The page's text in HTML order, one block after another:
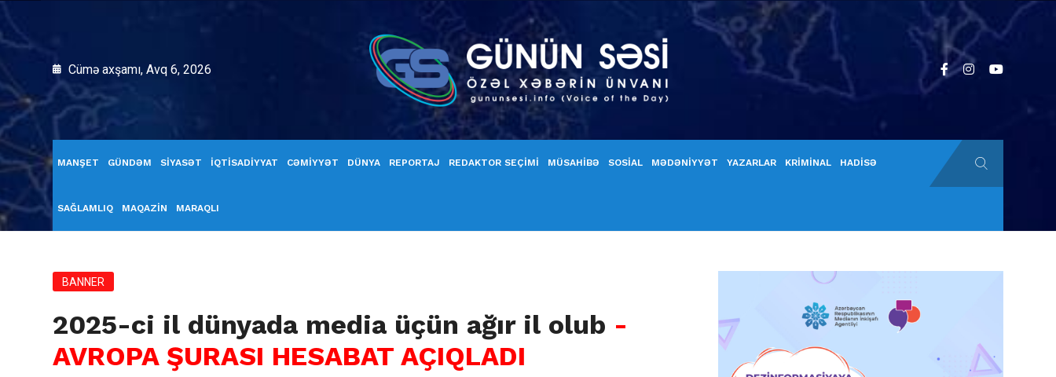
Cümə axşamı, Avq 6, 2026
MANŞET GÜNDƏM SİYASƏT İQTİSADİYYAT CƏMİYYƏT DÜNYA REPORTAJ REDAKTOR SEÇİMİ MÜSAHİBƏ SOSİAL MƏDƏNİYYƏT YAZARLAR KRİMİNAL HADİSƏ
SAĞLAMLIQ MAQAZİN MARAQLI
BANNER
2025-ci il dünyada media üçün ağır il olub -
AVROPA ŞURASI HESABAT AÇIQLADI